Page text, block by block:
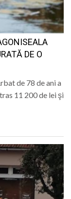
DE O
de 78 de ani a
11 200 de lei şi